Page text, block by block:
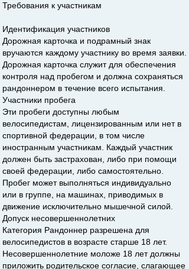
Требования к участникам
Идентификация участников
Дорожная карточка и подрамный знак
вручаются каждому участнику во время заявки.
Дорожная карточка служит для обеспечения
контроля над пробегом и должна сохраняться
рандоннером в течение всего испытания.
Участники пробега
Эти пробеги доступны любым
велосипедистам, лицензированным или нет в
спортивной федерации, в том числе
иностранным участникам. Каждый участник
должен быть застрахован, либо при помощи
своей федерации, либо самостоятельно.
Пробег может выполняться индивидуально
или в группе, на машинах, приводимых в
движение исключительно мышечной силой.
Допуск несовершеннолетних
Категория Рандоннер разрешена для
велосипедистов в возрасте старше 18 лет.
Несовершеннолетние моложе 18 лет должны
приложить родительское согласие, слагающее